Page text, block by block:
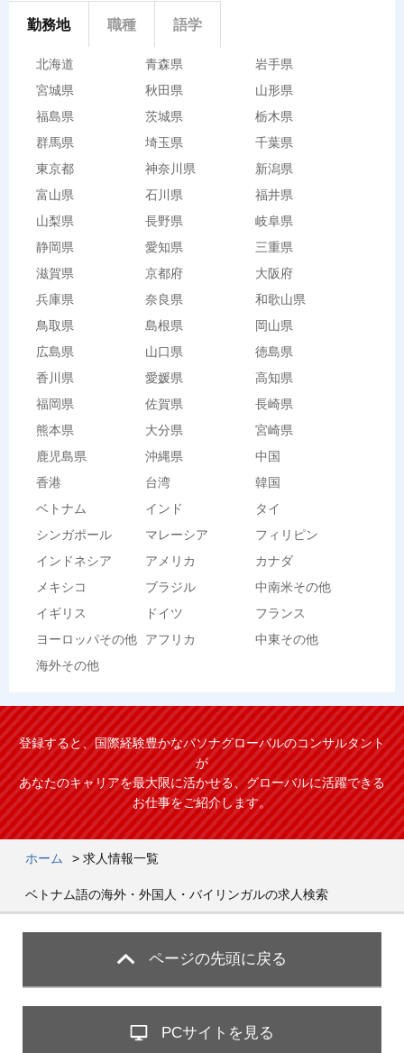
勤務地 職種 語学
北海道 青森県
岩手県
宮城県
秋田県
山形県
福島県
茨城県
栃木県
群馬県
埼玉県
千葉県
東京都
神奈川県
新潟県
富山県
石川県
福井県
山梨県
長野県
岐阜県
静岡県
愛知県
三重県
滋賀県
京都府
大阪府
兵庫県
奈良県
和歌山県
鳥取県
島根県
岡山県
広島県
山口県
徳島県
香川県
愛媛県
高知県
福岡県
佐賀県
長崎県
熊本県
大分県
宮崎県
鹿児島県
沖縄県
中国
香港
台湾
韓国
ベトナム
インド
タイ
シンガポール
マレーシア
フィリピン
インドネシア
アメリカ
カナダ
メキシコ
ブラジル
中南米その他
イギリス
ドイツ
フランス
ヨーロッパその他
アフリカ
中東その他
海外その他
登録すると、国際経験豊かなパソナグローバルのコンサルタント
が
あなたのキャリアを最大限に活かせる、グローバルに活躍できる
お仕事をご紹介します。
ホーム > 求人情報一覧
ベトナム語の海外・外国人・バイリンガルの求人検索
ページの先頭に戻る
PCサイトを見る